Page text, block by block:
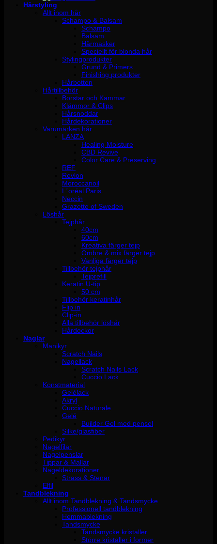
Hårstyling
Allt inom hår
Schampo & Balsam
Schampo
Balsam
Hårmasker
Speciellt för blonda hår
Stylingprodukter
Grund & Primers
Finishing produkter
Hårbotten
Hårtillbehör
Borstar och Kammar
Klämmor & Clips
Hårsnoddar
Hårdekorationer
Varumärken hår
LANZA
Healing Moisture
CBD Revive
Color Care & Preserving
REF
Revlon
Moroccanoil
L´oréal Paris
Neccin
Grazette of Sweden
Löshår
Tejphår
40cm
60cm
Kreativa färger tejp
Ombre & mix färger tejp
Vanliga färger tejp
Tillbehör tejphår
Tejprefill
Keratin U-tip
50 cm
Tillbehör keratinhår
Flip in
Clip-in
Alla tillbehör löshår
Hårdockor
Naglar
Manikyr
Scratch Nails
Nagellack
Scratch Nails Lack
Cuccio Lack
Konstmaterial
Gelélack
Akryl
Cuccio Naturale
Gelé
Builder Gel med pensel
Silke/glasfiber
Pedikyr
Nagelfilar
Nagelpenslar
Tippar & Mallar
Nageldekorationer
Strass & Stenar
Elfil
Tandblekning
Allt inom Tandblekning & Tandsmycke
Professionell tandblekning
Hemmablekning
Tandsmycke
Tandsmycke kristaller
Större kristaller i former